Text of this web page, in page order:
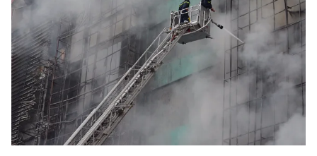
Chất lượng cuộc sống
Tuyển sinh
Học trực tuyến
Công nghệ
Hitech Công nghệ tương lai
Sản phẩm
Thị trường
Tư vấn
Giao lưu trực tuyến
Lịch phát sóng